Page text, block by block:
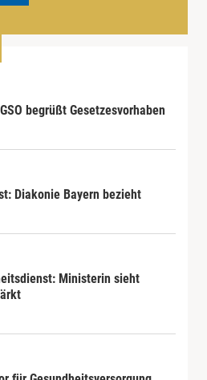
begrüßt Gesetzesvorhaben
Diakonie Bayern bezieht
Ministerin sieht